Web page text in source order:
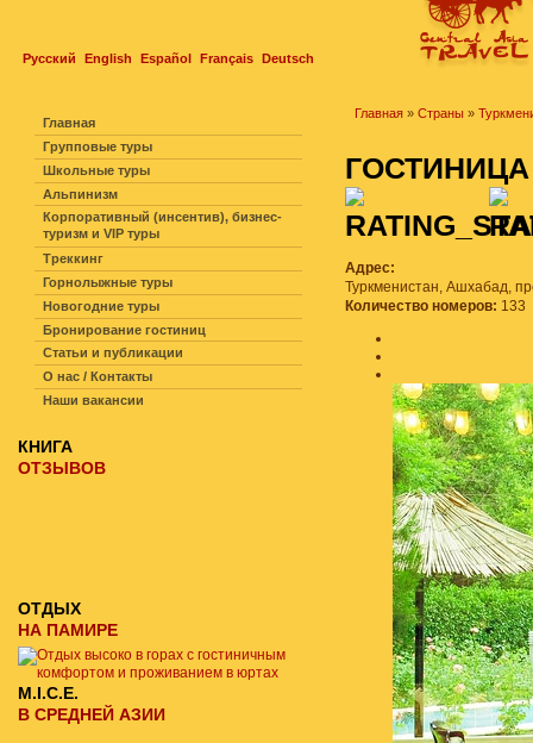
Русский English Español Français Deutsch
Главная » Страны »
Адрес:
Туркменистан, Ашхабад,
Количество номеров: 133
Главная
Групповые туры
Школьные туры
Альпинизм
Корпоративный (инсентив), бизнес-
туризм и VIP туры
Треккинг
Горнолыжные туры
Новогодние туры
Бронирование гостиниц
Статьи и публикации
О нас / Контакты
Наши вакансии
КНИГА
ОТЗЫВОВ
ОТДЫХ
НА ПАМИРЕ
M.I.C.E.
В СРЕДНЕЙ АЗИИ